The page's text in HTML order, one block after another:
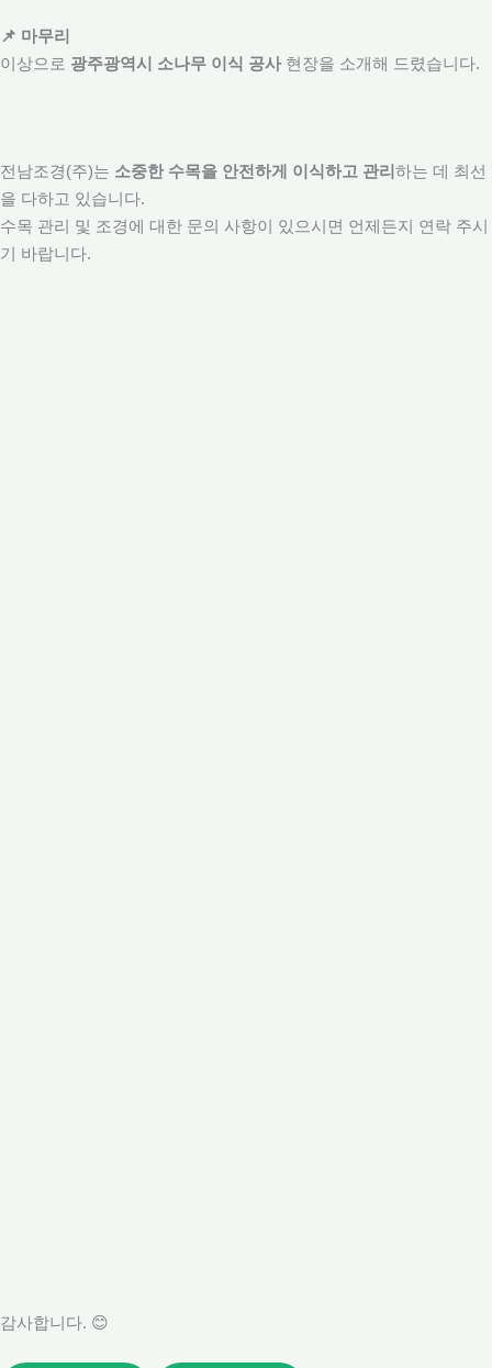
📌 마무리
이상으로 광주광역시 소나무 이식 공사현장을 소개해 드렸습니다.
전남조경(주)는 소중한 수목을 안전하게 이식하고 관리 하는 데 최선
을 다하고 있습니다.
수목 관리 및 조경에 대한 문의 사항이 있으시면 언제든지 연락 주시
기 바랍니다.
감사합니다. 😊